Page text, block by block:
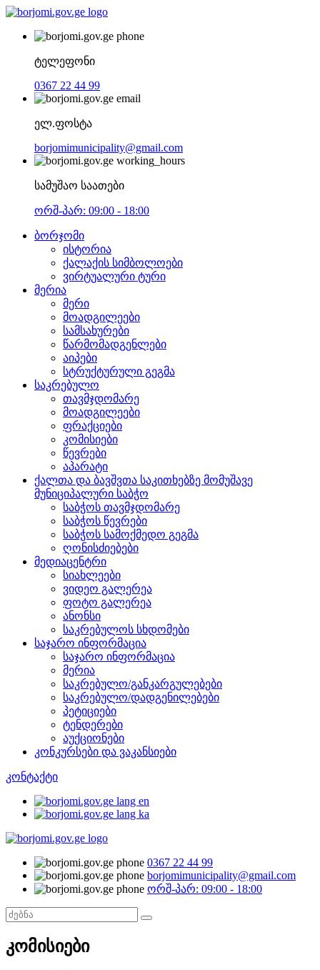
ტელეფონი
0367 22 44 99
ელ.ფოსტა
borjomimunicipality@gmail.com
სამუშაო საათები
ორშ-პარ: 09:00 - 18:00
ბორჯომი
ისტორია
ქალაქის სიმბოლოები
ვირტუალური ტური
მერია
მერი
მოადგილეები
სამსახურები
წარმომადგენლები
აიპები
სტრუქტურული გეგმა
საკრებულო
თავმჯდომარე
მოადგილეები
ფრაქციები
კომისიები
წევრები
აპარატი
ქალთა და ბავშვთა საკითხებზე მომუშავე
მუნიციპალური საბჭო
საბჭოს თავმჯდომარე
საბჭოს წევრები
საბჭოს სამოქმედო გეგმა
ღონისძიებები
მედიაცენტრი
სიახლეები
ვიდეო გალერეა
ფოტო გალერეა
ანონსი
საკრებულოს სხდომები
საჯარო ინფორმაცია
საჯარო ინფორმაცია
მერია
საკრებულო/განკარგულებები
საკრებულო/დადგენილებები
პეტიციები
ტენდერები
აუქციონები
კონკურსები და ვაკანსიები
კონტაქტი
0367 22 44 99
borjomimunicipality@gmail.com
ორშ-პარ: 09:00 - 18:00
კომისიები